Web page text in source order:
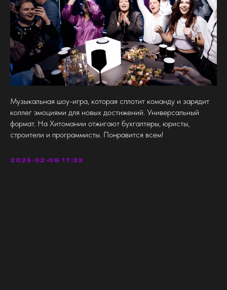
Музыкальная шоу-игра, которая сплотит команду и зарядит
коллег эмоциями для новых достижений. Универсальный
формат. На Хитомании отжигают бухгалтеры, юристы,
строители и программисты. Понравится всем!
2025-02-06 17:33